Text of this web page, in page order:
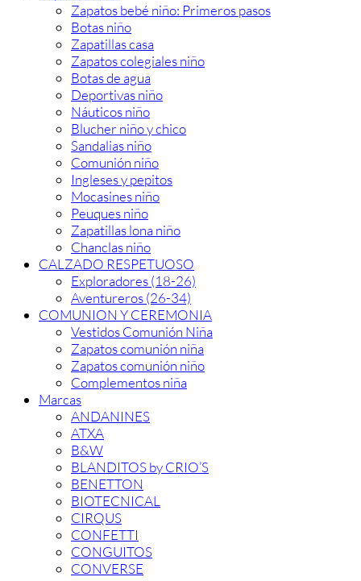
Zapatos bebé niño: Primeros pasos
Botas niño
Zapatillas casa
Zapatos colegiales niño
Botas de agua
Deportivas niño
Náuticos niño
Blucher niño y chico
Sandalias niño
Comunión niño
Ingleses y pepitos
Mocasines niño
Peuques niño
Zapatillas lona niño
Chanclas niño
CALZADO RESPETUOSO
Exploradores (18-26)
Aventureros (26-34)
COMUNION Y CEREMONIA
Vestidos Comunión Niña
Zapatos comunión niña
Zapatos comunión niño
Complementos niña
Marcas
ANDANINES
ATXA
B&W
BLANDITOS by CRIO’S
BENETTON
BIOTECNICAL
CIRQUS
CONFETTI
CONGUITOS
CONVERSE